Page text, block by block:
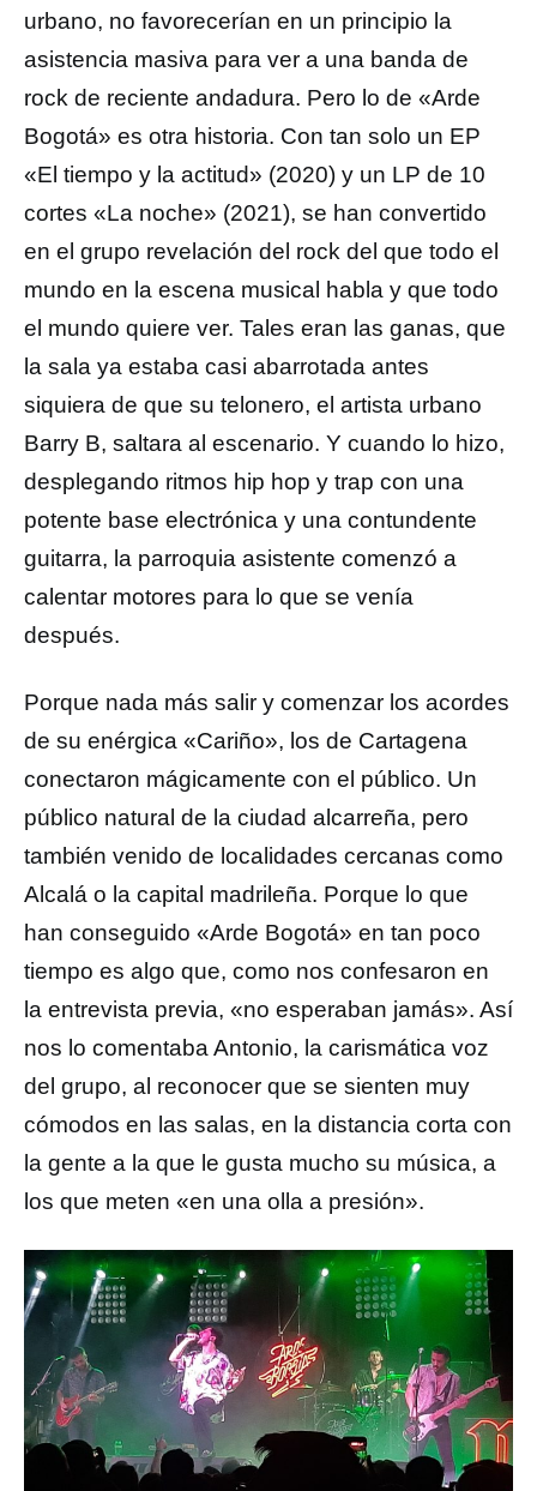
urbano, no favorecerían en un principio la
asistencia masiva para ver a una banda de
rock de reciente andadura. Pero lo de «Arde
Bogotá» es otra historia. Con tan solo un EP
«El tiempo y la actitud» (2020) y un LP de 10
cortes «La noche» (2021), se han convertido
en el grupo revelación del rock del que todo el
mundo en la escena musical habla y que todo
el mundo quiere ver. Tales eran las ganas, que
la sala ya estaba casi abarrotada antes
siquiera de que su telonero, el artista urbano
Barry B, saltara al escenario. Y cuando lo hizo,
desplegando ritmos hip hop y trap con una
potente base electrónica y una contundente
guitarra, la parroquia asistente comenzó a
calentar motores para lo que se venía
después.
Porque nada más salir y comenzar los acordes
de su enérgica «Cariño», los de Cartagena
conectaron mágicamente con el público. Un
público natural de la ciudad alcarreña, pero
también venido de localidades cercanas como
Alcalá o la capital madrileña. Porque lo que
han conseguido «Arde Bogotá» en tan poco
tiempo es algo que, como nos confesaron en
la entrevista previa, «no esperaban jamás». Así
nos lo comentaba Antonio, la carismática voz
del grupo, al reconocer que se sienten muy
cómodos en las salas, en la distancia corta con
la gente a la que le gusta mucho su música, a
los que meten «en una olla a presión».